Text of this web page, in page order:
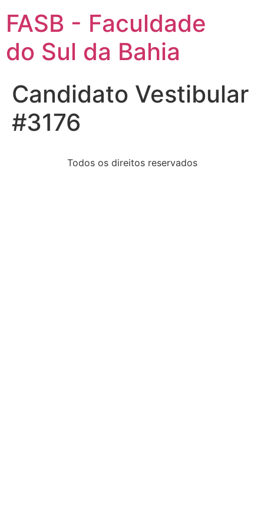
FASB - Faculdade
do Sul da Bahia
Candidato Vestibular
#3176
Todos os direitos reservados